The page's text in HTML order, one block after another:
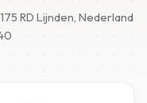
RD Lijnden, Nederland